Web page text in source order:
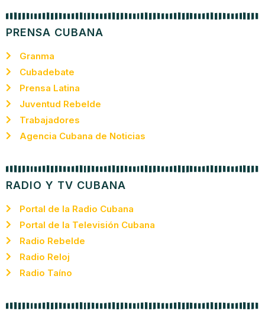
PRENSA CUBANA
Granma
Cubadebate
Prensa Latina
Juventud Rebelde
Trabajadores
Agencia Cubana de Noticias
RADIO Y TV CUBANA
Portal de la Radio Cubana
Portal de la Televisión Cubana
Radio Rebelde
Radio Reloj
Radio Taíno